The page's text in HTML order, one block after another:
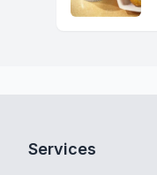
Services